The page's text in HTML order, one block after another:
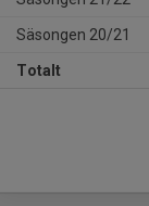
Säsongen 20/21
Totalt